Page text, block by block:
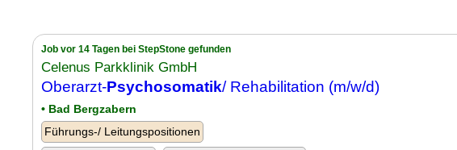
Job vor 14 Tagen bei StepStone gefunden
Celenus Parkklinik GmbH
Oberarzt-Psychosomatik/ Rehabilitation (m/w/d)
• Bad Bergzabern
Führungs-/ Leitungspositionen